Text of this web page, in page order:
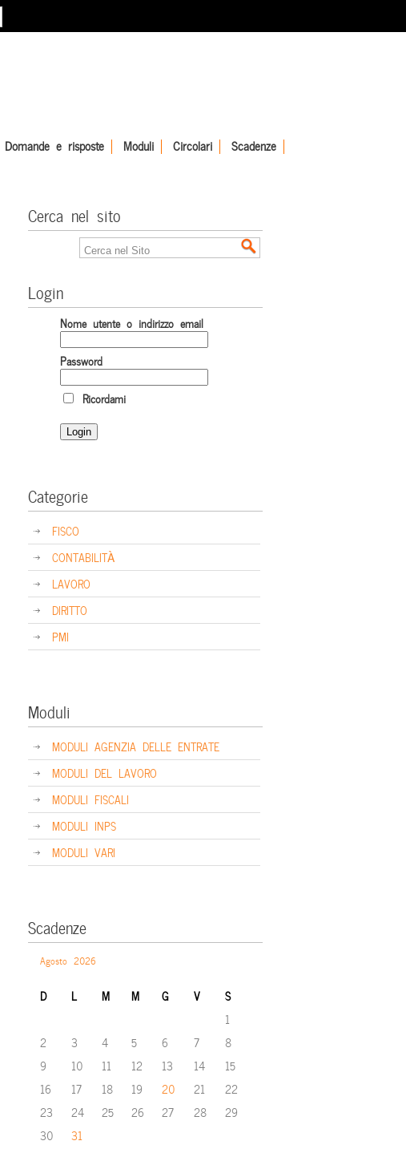
Domande e risposte Moduli Circolari Scadenze
Cerca nel sito
Login
Nome utente o indirizzo email
Password
Ricordami
Categorie
FISCO
CONTABILITÀ
LAVORO
DIRITTO
PMI
Moduli
MODULI AGENZIA DELLE ENTRATE
MODULI DEL LAVORO
MODULI FISCALI
MODULI INPS
MODULI VARI
Scadenze
Agosto 2026
D L M M G V S
1
2
3 4 5 6 7
8
9
10 11 12 13 14
15
16
17 18 19 20 21
22
23
24 25 26 27 28
29
30
31